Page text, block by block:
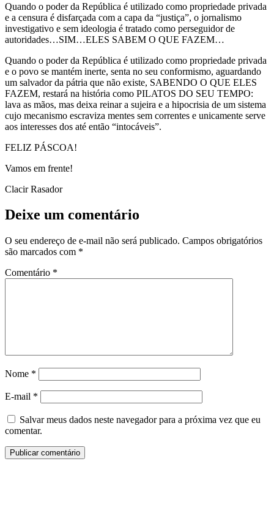
Quando o poder da República é utilizado como propriedade privada
e a censura é disfarçada com a capa da “justiça”, o jornalismo
investigativo e sem ideologia é tratado como perseguidor de
autoridades…SIM…ELES SABEM O QUE FAZEM…
Quando o poder da República é utilizado como propriedade privada
e o povo se mantém inerte, senta no seu conformismo, aguardando
um salvador da pátria que não existe, SABENDO O QUE ELES
FAZEM, restará na história como PILATOS DO SEU TEMPO:
lava as mãos, mas deixa reinar a sujeira e a hipocrisia de um sistema
cujo mecanismo escraviza mentes sem correntes e unicamente serve
aos interesses dos até então “intocáveis”.
FELIZ PÁSCOA!
Vamos em frente!
Clacir Rasador
Deixe um comentário
O seu endereço de e-mail não será publicado. Campos obrigatórios
são marcados com *
Comentário *
Nome *
E-mail *
Salvar meus dados neste navegador para a próxima vez que eu
comentar.